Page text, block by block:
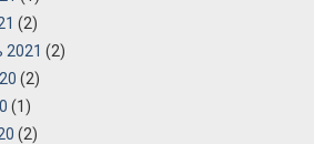
(2)
2021 (2)
(2)
(1)
(2)